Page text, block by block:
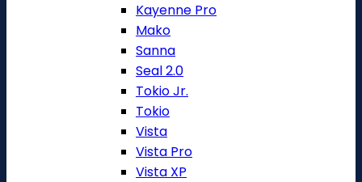
Kayenne Pro
Mako
Sanna
Seal 2.0
Tokio Jr.
Tokio
Vista
Vista Pro
Vista XP